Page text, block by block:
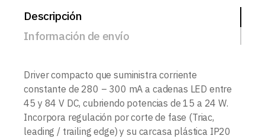
Descripción
Información de envío
Driver compacto que suministra corriente
constante de 280 – 300 mA a cadenas LED entre
45 y 84 V DC, cubriendo potencias de 15 a 24 W.
Incorpora regulación por corte de fase (Triac,
leading / trailing edge) y su carcasa plástica IP20